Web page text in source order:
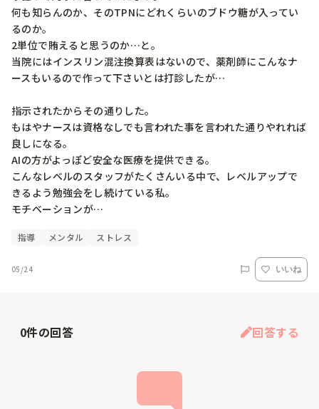
何も知らんのか、そのTPNにどれくらいのブドウ糖が入ってい
るのか。
2単位で賄えると思うのか…と。
当院にはインスリン混注換算表はないので、薬剤師にこんなナ
ースもいるので作って下さいとは打診したが…
指示されたからその通りした。
もはやナースは資格なしでも言われた事を言われた通りやれれば
良しになる。
AIの方がよっぽど安全な医療を提供できる。
こんなレベルのスタッフがたくさんいる中で、レベルアップで
きるよう勉強会をし続けている私。
指導 メンタル ストレス
05/24 いいね
0件の回答 回答する